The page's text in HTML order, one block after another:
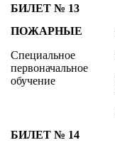
БИЛЕТ № 13
ПОЖАРНЫЕ
Специальное
первоначальное
обучение
БИЛЕТ № 14